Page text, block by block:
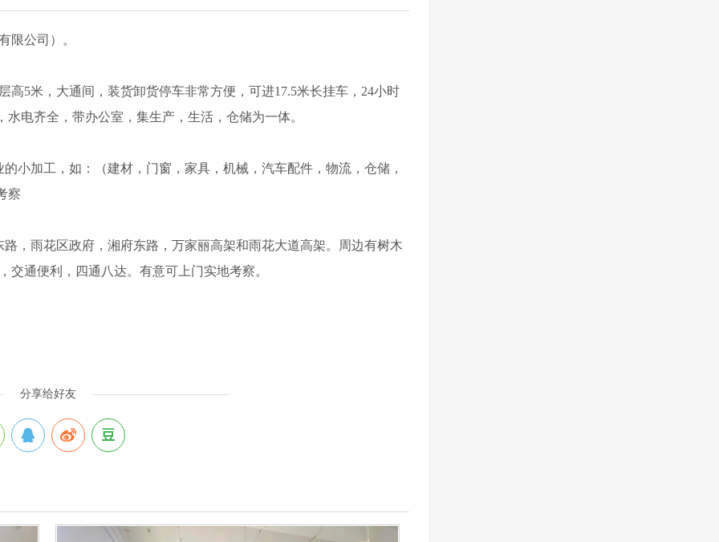
限公司）。
高5米，大通间，装货卸货停车非常方便，可进17.5米长挂车，24小时
电齐全，带办公室，集生产，生活，仓储为一体。
小加工，如：（建材，门窗，家具，机械，汽车配件，物流，仓储，
察
，雨花区政府，湘府东路，万家丽高架和雨花大道高架。周边有树木
通便利，四通八达。有意可上门实地考察。
分享给好友